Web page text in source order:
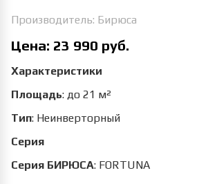
Производитель: Бирюса
Цена: 23 990 руб.
Характеристики
Площадь: до 21 м²
Тип: Неинверторный
Серия
Серия БИРЮСА: FORTUNA